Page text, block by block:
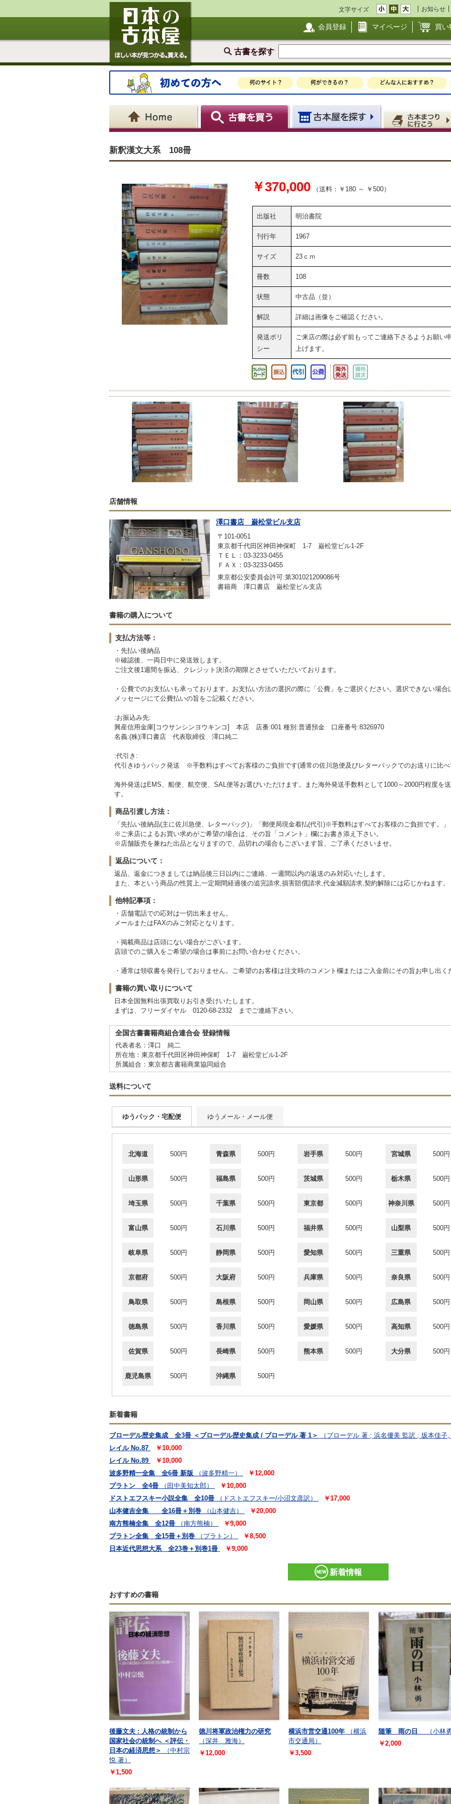
文字サイズ お知らせ
会員登録 マイページ 買い
古書を探す
新釈漢文大系 108冊
￥370,000 （送料：￥180 ～ ￥500）
出版社 明治書院
刊行年 1967
サイズ 23ｃｍ
冊数 108
状態 中古品（並）
解説 詳細は画像をご確認ください。
発送ポリ
シー
ご来店の際は必ず前もってご連絡下さるようお願い
上げます。
店舗情報
澤口書店 巌松堂ビル支店
〒101-0051
東京都千代田区神田神保町 1-7 巌松堂ビル1-2F
ＴＥＬ：03-3233-0455
ＦＡＸ：03-3233-0455
東京都公安委員会許可:第301021209086号
書籍商 澤口書店 巌松堂ビル支店
書籍の購入について
支払方法等：
・先払い後納品
※確認後、一両日中に発送致します。
ご注文後1週間を振込、クレジット決済の期限とさせていただいております。
・公費でのお支払いも承っております。お支払い方法の選択の際に「公費」をご選択ください。選択できない場
メッセージにて公費払いの旨をご記載ください。
:お振込み先:
興産信用金庫[コウサンシンヨウキンコ] 本店 店番:001 種別:普通預金 口座番号:8326970
名義:(株)澤口書店 代表取締役 澤口純二
:代引き:
代引きゆうパック発送 ※手数料はすべてお客様のご負担です(通常の佐川急便及びレターパックでのお送りに比
海外発送はEMS、船便、航空便、SAL便等お選びいただけます。また海外発送手数料として1000～2000円程度を
す。
商品引渡し方法：
「先払い後納品(主に佐川急便、レターパック)」「郵便局現金着払(代引)※手数料はすべてお客様のご負担です。」
※ご来店によるお買い求めがご希望の場合は、その旨「コメント」欄にお書き添え下さい。
※店舗販売を兼ねた出品となりますので、品切れの場合もございます旨、ご了承くださいませ。
返品について：
返品、返金につきましては納品後三日以内にご連絡、一週間以内の返送のみ対応いたします。
また、本という商品の性質上,一定期間経過後の追完請求,損害賠償請求,代金減額請求,契約解除には応じかねます。
他特記事項：
・店舗電話での応対は一切出来ません。
メールまたはFAXのみご対応となります。
・掲載商品は店頭にない場合がございます。
店頭でのご購入をご希望の場合は事前にお問い合わせください。
・通常は領収書を発行しておりません。ご希望のお客様は注文時のコメント欄またはご入金前にその旨お申し出く
書籍の買い取りについて
日本全国無料出張買取りお引き受けいたします。
まずは、フリーダイヤル 0120-68-2332 までご連絡下さい。
全国古書書籍商組合連合会 登録情報
代表者名：澤口 純二
所在地：東京都千代田区神田神保町 1-7 巌松堂ビル1-2F
所属組合：東京都古書籍商業協同組合
送料について
ゆうパック・宅配便 ゆうメール・メール便
北海道 500円 青森県 500円 岩手県 500円 宮城県 500円
山形県 500円 福島県 500円 茨城県 500円 栃木県 500円
埼玉県 500円 千葉県 500円 東京都 500円 神奈川県 500円
富山県 500円 石川県 500円 福井県 500円 山梨県 500円
岐阜県 500円 静岡県 500円 愛知県 500円 三重県 500円
京都府 500円 大阪府 500円 兵庫県 500円 奈良県 500円
鳥取県 500円 島根県 500円 岡山県 500円 広島県 500円
徳島県 500円 香川県 500円 愛媛県 500円 高知県 500円
佐賀県 500円 長崎県 500円 熊本県 500円 大分県 500円
鹿児島県 500円 沖縄県 500円
新着書籍
ブローデル歴史集成 全3冊 ＜ブローデル歴史集成 / ブローデル 著 1＞
（ブローデル 著 ; 浜名優美 監訳 ; 坂本佳
レイル No.87
￥10,000
レイル No.89
￥10,000
波多野精一全集 全6冊 新版
（波多野精一）
￥12,000
プラトン 全4冊
（田中美知太郎）
￥10,000
ドストエフスキー小説全集 全10冊
（ドストエフスキー/小沼文彦訳）
￥17,000
山本健吉全集 全16冊＋別巻
（山本健吉）
￥20,000
南方熊楠全集 全12冊
（南方熊楠）
￥9,000
プラトン全集 全15冊＋別巻
（プラトン）
￥8,500
日本近代思想大系 全23巻＋別巻1冊
￥9,000
新着情報
おすすめの書籍
後藤文夫 : 人格の統制から
国家社会の統制へ ＜評伝・
日本の経済思想＞
（中村宗
悦 著）
￥1,500
徳川将軍政治権力の研究
（深井 雅海）
￥12,000
横浜市営交通100年
（横浜
市交通局）
￥3,500
随筆 雨の日
（小林
￥2,000